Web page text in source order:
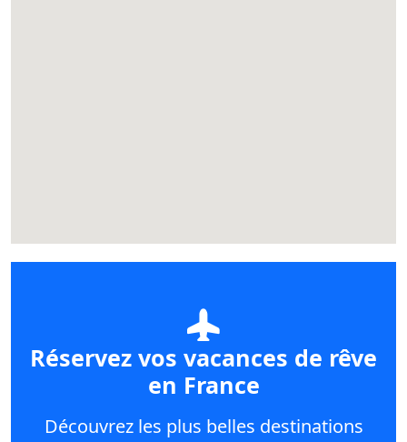
Réservez vos vacances de rêve
en France
Découvrez les plus belles destinations